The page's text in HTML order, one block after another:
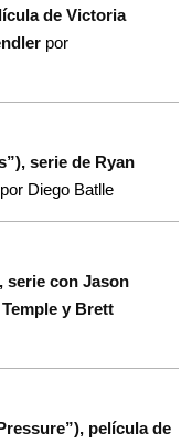
de Victoria
por
serie de Ryan
por Diego Batlle
serie con Jason
y Brett
película de